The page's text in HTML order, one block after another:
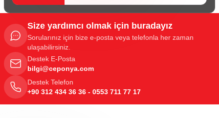
Size yardımcı olmak için buradayız
Sorularınız için bize e-posta veya telefonla her zaman
ulaşabilirsiniz.
Destek E-Posta
bilgi@ceponya.com
Destek Telefon
+90 312 434 36 36 - 0553 711 77 17